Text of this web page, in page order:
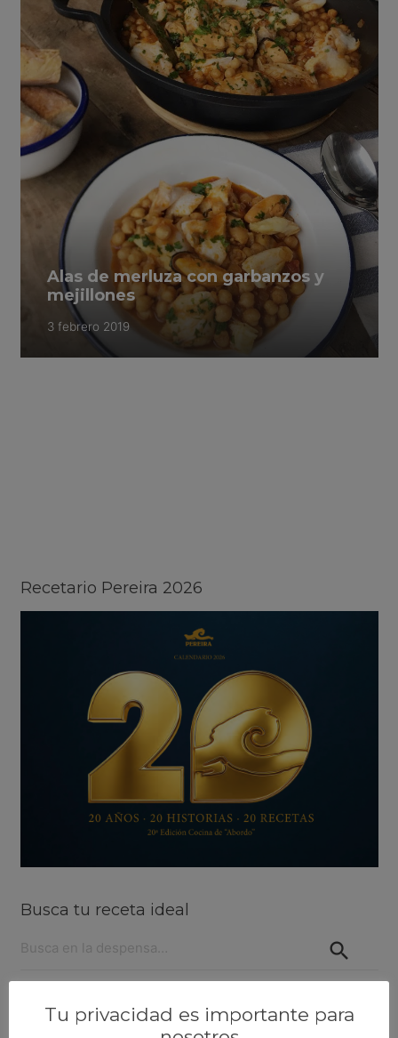
Alas de merluza con garbanzos y
mejillones
3 febrero 2019
Recetario Pereira 2026
Busca tu receta ideal
Las recetas más populares
Tu privacidad es importante para